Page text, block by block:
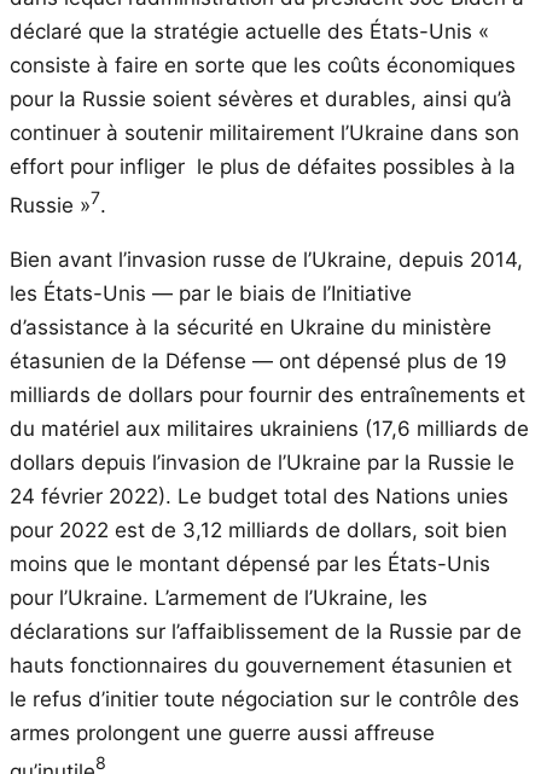
déclaré que la stratégie actuelle des États-Unis «
consiste à faire en sorte que les coûts économiques
pour la Russie soient sévères et durables, ainsi qu’à
continuer à soutenir militairement l’Ukraine dans son
effort pour infliger le plus de défaites possibles à la
Russie »7.
Bien avant l’invasion russe de l’Ukraine, depuis 2014,
les États-Unis — par le biais de l’Initiative
d’assistance à la sécurité en Ukraine du ministère
étasunien de la Défense — ont dépensé plus de 19
milliards de dollars pour fournir des entraînements et
du matériel aux militaires ukrainiens (17,6 milliards de
dollars depuis l’invasion de l’Ukraine par la Russie le
24 février 2022). Le budget total des Nations unies
pour 2022 est de 3,12 milliards de dollars, soit bien
moins que le montant dépensé par les États-Unis
pour l’Ukraine. L’armement de l’Ukraine, les
déclarations sur l’affaiblissement de la Russie par de
hauts fonctionnaires du gouvernement étasunien et
le refus d’initier toute négociation sur le contrôle des
armes prolongent une guerre aussi affreuse
8